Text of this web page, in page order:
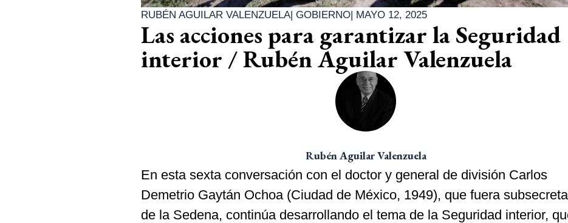
RUBÉN AGUILAR VALENZUELA| GOBIERNO| MAYO 12, 2025
Las acciones para garantizar la Seguridad
interior / Rubén Aguilar Valenzuela
Rubén Aguilar Valenzuela
En esta sexta conversación con el doctor y general de división Carlos
Demetrio Gaytán Ochoa (Ciudad de México, 1949), que fuera
de la Sedena, continúa desarrollando el tema de la Seguridad interior,